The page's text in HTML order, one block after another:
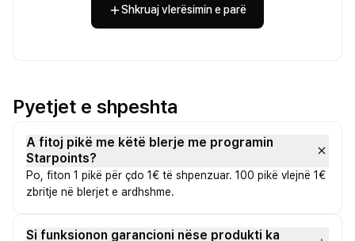
Shkruaj vlerësimin e parë
Pyetjet e shpeshta
A fitoj pikë me këtë blerje me programin
Starpoints?
Po, fiton 1 pikë për çdo 1€ të shpenzuar. 100 pikë vlejnë 1€
zbritje në blerjet e ardhshme.
Si funksionon garancioni nëse produkti ka